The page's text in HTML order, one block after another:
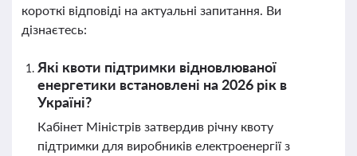
короткі відповіді на актуальні запитання. Ви
дізнаєтесь:
Які квоти підтримки відновлюваної
енергетики встановлені на 2026 рік в
Україні?
Кабінет Міністрів затвердив річну квоту
підтримки для виробників електроенергії з